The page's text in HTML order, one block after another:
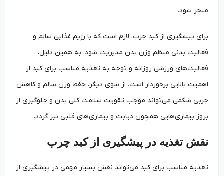
منجر شود.
برای پیشگیری از کبد چرب، لازم است که با رژیم غذایی سالم و
فعالیت بدنی منظم وزن بدن مدیریت شود. به همین دلیل،
فعالیت‌های ورزشی روزانه و توجه به تغذیه مناسب برای کبد از
اهمیت بالایی برخوردار است. از سوی دیگر، حفظ وزن سالم و کاهش
چربی شکمی می‌تواند موجب تقویت سلامت کلی بدن و جلوگیری از
بروز بیماری‌هایی همچون دیابت و بیماری‌های قلبی نیز گردد.
نقش تغذیه در پیشگیری از کبد چرب
تغذیه مناسب برای کبد می‌تواند نقش بسیار مهمی در پیشگیری از